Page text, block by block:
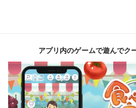
アプリ内のゲームで遊んでク